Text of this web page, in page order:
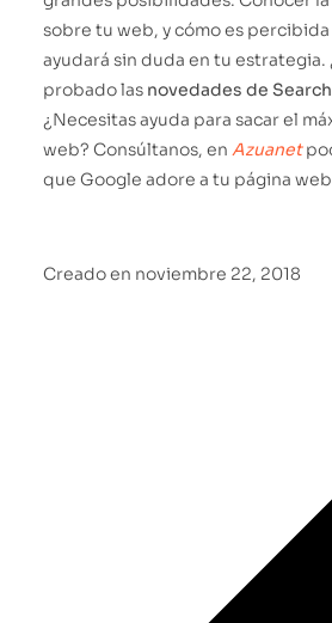
sobre tu web, y cómo es
ayudará sin duda en tu estrategia.
probado las novedades de
¿Necesitas ayuda para sacar el
web? Consúltanos, en Azuanet
que Google adore a tu página
Creado en noviembre 22, 2018